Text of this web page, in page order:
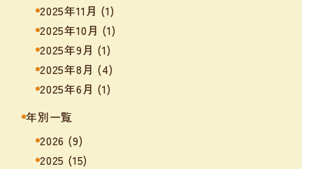
2025年11月 (1)
2025年10月 (1)
2025年9月 (1)
2025年8月 (4)
2025年6月 (1)
年別一覧
2026 (9)
2025 (15)